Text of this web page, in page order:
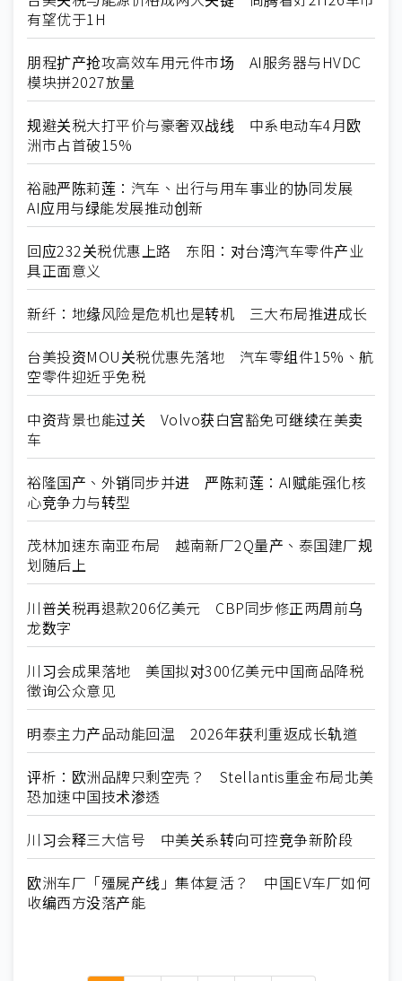
有望优于1H
朋程扩产抢攻高效车用元件市场 AI服务器与HVDC
模块拼2027放量
规避关税大打平价与豪奢双战线 中系电动车4月欧
洲市占首破15%
裕融严陈莉莲：汽车、出行与用车事业的协同发展
AI应用与绿能发展推动创新
回应232关税优惠上路 东阳：对台湾汽车零件产业
具正面意义
新纤：地缘风险是危机也是转机 三大布局推进成长
台美投资MOU关税优惠先落地 汽车零组件15%、航
空零件迎近乎免税
中资背景也能过关 Volvo获白宫豁免可继续在美卖
车
裕隆国产、外销同步并进 严陈莉莲：AI赋能强化核
心竞争力与转型
茂林加速东南亚布局 越南新厂2Q量产、泰国建厂规
划随后上
川普关税再退款206亿美元 CBP同步修正两周前乌
龙数字
川习会成果落地 美国拟对300亿美元中国商品降税
徵询公众意见
明泰主力产品动能回温 2026年获利重返成长轨道
评析：欧洲品牌只剩空壳？ Stellantis重金布局北美
恐加速中国技术渗透
川习会释三大信号 中美关系转向可控竞争新阶段
欧洲车厂「殭屍产线」集体复活？ 中国EV车厂如何
收编西方没落产能